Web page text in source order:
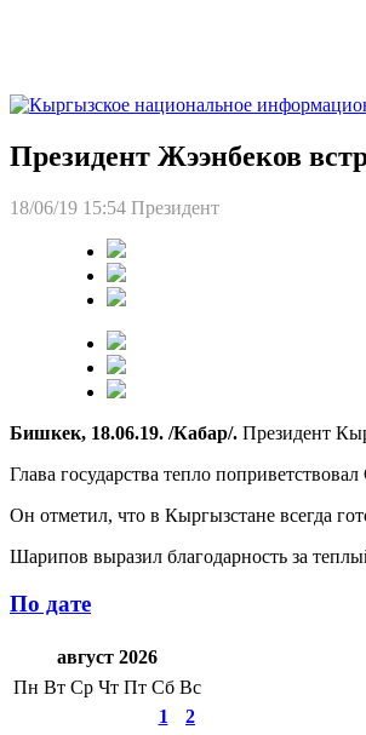
Президент Жээнбеков
18/06/19 15:54 Президент
Бишкек, 18.06.19. /Кабар/. Президент
Глава государства тепло
Он отметил, что в Кыргызстане всегда
Шарипов выразил благодарность за
По дате
август 2026
Пн Вт Ср Чт Пт Сб Вс
1
2